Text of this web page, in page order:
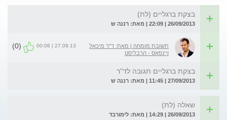
בצקת ברגליים (לת)
26/09/2013 | 22:09 | מאת: רננה ש
תשובת מומחה | מאת: ד"ר מיכאל
ויינפאס - הרבליסט
27.09.13 | 00:06
(0)
בצקת ברגליים תגובה לד"ר
27/09/2013 | 11:45 | מאת: רננה ש
שאלה (לת)
26/09/2013 | 14:29 | מאת: לימורבד